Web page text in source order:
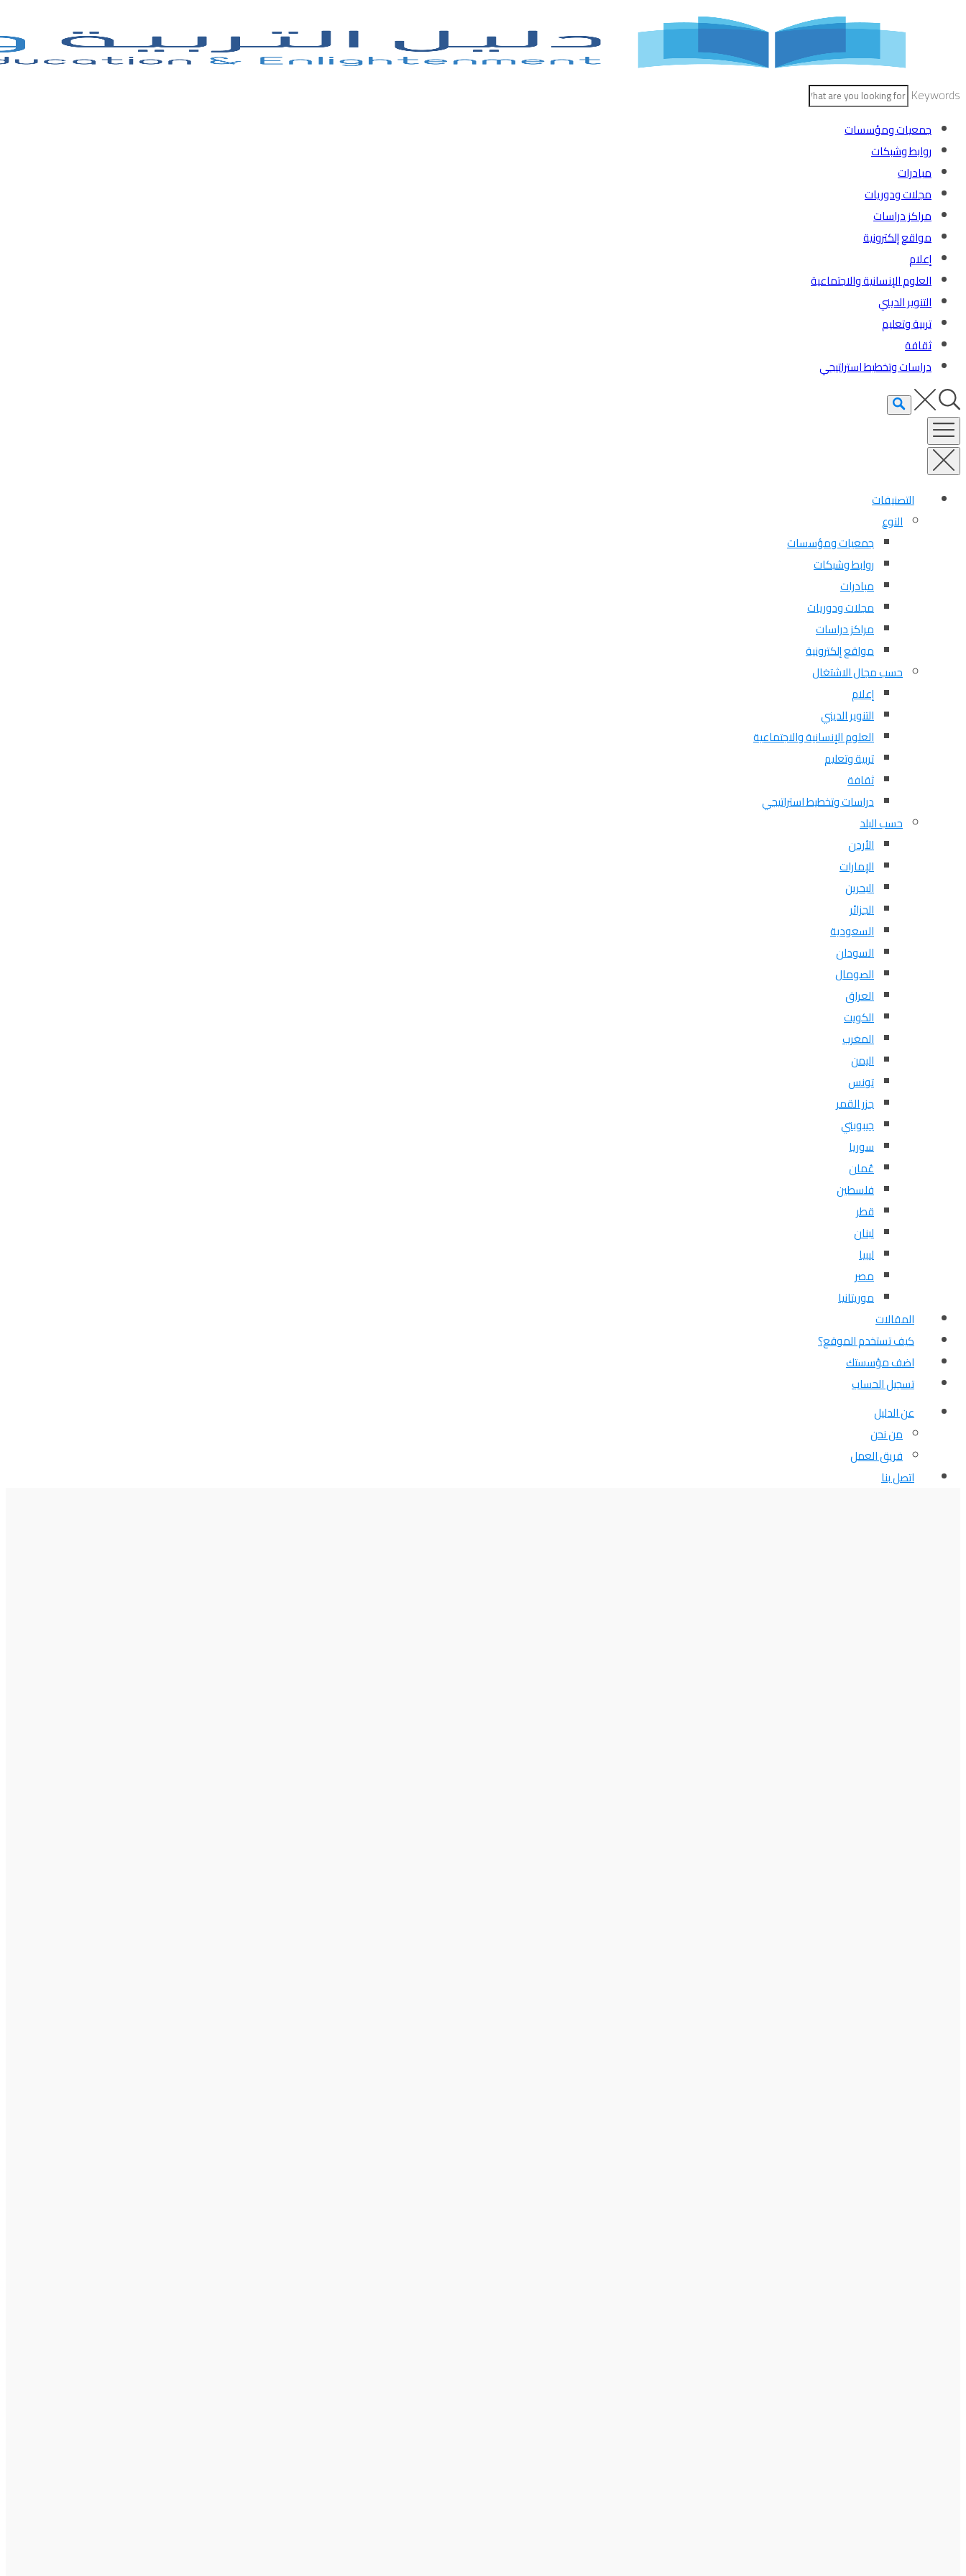
Keywords
جمعيات ومؤسسات
روابط وشبكات
مبادرات
مجلات ودوريات
مراكز دراسات
مواقع إلكترونية
إعلام
العلوم الإنسانية والاجتماعية
التنوير الديني
تربية وتعليم
ثقافة
دراسات وتخطيط استراتيجي
التصنيفات
النوع
جمعيات ومؤسسات
روابط وشبكات
مبادرات
مجلات ودوريات
مراكز دراسات
مواقع إلكترونية
حسب مجال الاشتغال
إعلام
التنوير الديني
العلوم الإنسانية والاجتماعية
تربية وتعليم
ثقافة
دراسات وتخطيط استراتيجي
حسب البلد
الأردن
الإمارات
البحرين
الجزائر
السعودية
السودان
الصومال
العراق
الكويت
المغرب
اليمن
تونس
جزر القمر
جيبوبتي
سوريا
عُمان
فلسطين
قطر
لبنان
ليبيا
مصر
موريتانيا
المقالات
كيف تستخدم الموقع؟
اضف مؤسستك
تسجيل الحساب
عن الدليل
من نحن
فريق العمل
اتصل بنا